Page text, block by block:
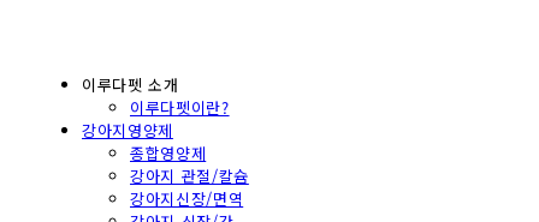
이루다펫 소개
이루다펫이란?
강아지영양제
종합영양제
강아지 관절/칼슘
강아지신장/면역